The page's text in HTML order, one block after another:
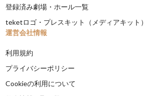
登録済み劇場・ホール一覧
teketロゴ・プレスキット（メディアキット）
運営会社情報
利用規約
プライバシーポリシー
Cookieの利用について